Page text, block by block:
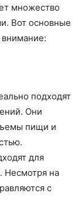
множество
Вот основные
подходят
Они
пищи и
для
Несмотря на
с